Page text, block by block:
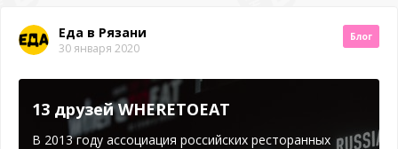
Еда в Рязани
30 января 2020
Блог
13 друзей WHERETOEAT
В 2013 году ассоциация российских ресторанных